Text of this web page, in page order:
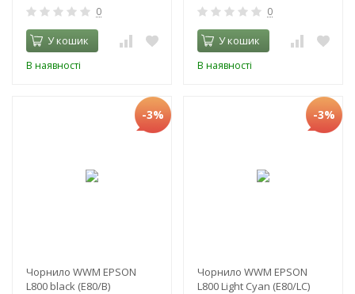
0
У кошик
В наявності
0
У кошик
В наявності
-3%
Чорнило WWM EPSON
L800 black (E80/B)
-3%
Чорнило WWM EPSON
L800 Light Cyan (E80/LC)